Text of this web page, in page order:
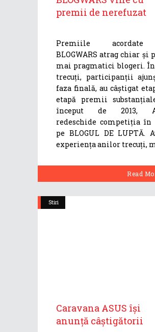
premii de nerefuzat
Premiile
BLOGWARS atrag chiar și
mai pragmatici blogeri.
trecuți, participanții
faza finală, au câștigat
etapă premii
început de 2013,
redeschide competiția în
pe BLOGUL DE LUPTĂ.
experiența anilor trecuți,
Read
Stiri
Caravana ASUS își
anunță câștigătorii